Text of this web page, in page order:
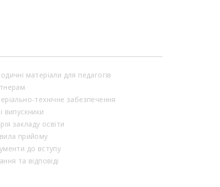
матеріали для педагогів
технічне забезпечення
випускники
закладу освіти
прийому
до вступу
та відповіді